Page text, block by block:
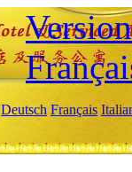
Deutsch Français